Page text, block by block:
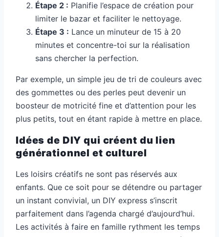
Étape 2 : Planifie l’espace de création pour
limiter le bazar et faciliter le nettoyage.
Étape 3 : Lance un minuteur de 15 à 20
minutes et concentre-toi sur la réalisation
sans chercher la perfection.
Par exemple, un simple jeu de tri de couleurs avec
des gommettes ou des perles peut devenir un
boosteur de motricité fine et d’attention pour les
plus petits, tout en étant rapide à mettre en place.
Idées de DIY qui créent du lien
générationnel et culturel
Les loisirs créatifs ne sont pas réservés aux
enfants. Que ce soit pour se détendre ou partager
un instant convivial, un DIY express s’inscrit
parfaitement dans l’agenda chargé d’aujourd’hui.
Les activités à faire en famille rythment les temps